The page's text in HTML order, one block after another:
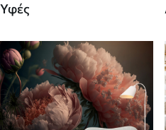
Υφές